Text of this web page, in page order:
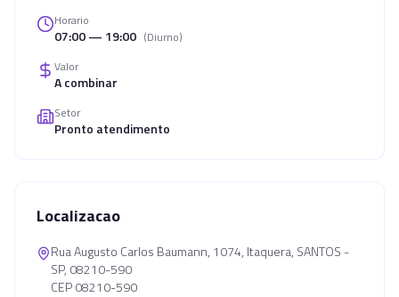
Horario
07:00 — 19:00 (Diurno)
Valor
A combinar
Setor
Pronto atendimento
Localizacao
Rua Augusto Carlos Baumann, 1074, Itaquera, SANTOS -
SP, 08210-590
CEP 08210-590